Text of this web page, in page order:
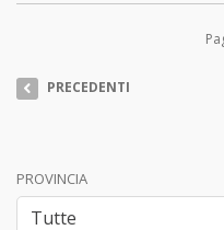
PRECEDENTI
PROVINCIA